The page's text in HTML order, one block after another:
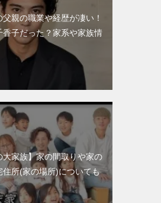
親の職業や経歴が凄い！
香子だった？家系や家族情
大家族】家の間取りや家の
住所(家の場所)についても